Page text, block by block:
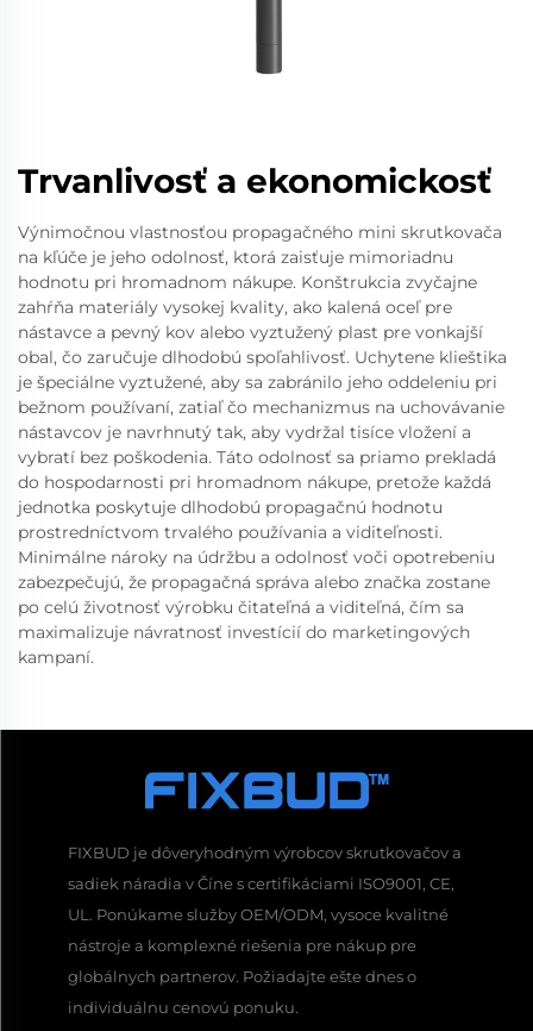
Trvanlivosť a ekonomickosť
Výnimočnou vlastnosťou propagačného mini skrutkovača
na kľúče je jeho odolnosť, ktorá zaisťuje mimoriadnu
hodnotu pri hromadnom nákupe. Konštrukcia zvyčajne
zahŕňa materiály vysokej kvality, ako kalená oceľ pre
nástavce a pevný kov alebo vyztužený plast pre vonkajší
obal, čo zaručuje dlhodobú spoľahlivosť. Uchytene klieštika
je špeciálne vyztužené, aby sa zabránilo jeho oddeleniu pri
bežnom používaní, zatiaľ čo mechanizmus na uchovávanie
nástavcov je navrhnutý tak, aby vydržal tisíce vložení a
vybratí bez poškodenia. Táto odolnosť sa priamo prekladá
do hospodarnosti pri hromadnom nákupe, pretože každá
jednotka poskytuje dlhodobú propagačnú hodnotu
prostredníctvom trvalého používania a viditeľnosti.
Minimálne nároky na údržbu a odolnosť voči opotrebeniu
zabezpečujú, že propagačná správa alebo značka zostane
po celú životnosť výrobku čitateľná a viditeľná, čím sa
maximalizuje návratnosť investícií do marketingových
kampaní.
FIXBUD je dôveryhodným výrobcov skrutkovačov a
sadiek náradia v Číne s certifikáciami ISO9001, CE,
UL. Ponúkame služby OEM/ODM, vysoce kvalitné
nástroje a komplexné riešenia pre nákup pre
globálnych partnerov. Požiadajte ešte dnes o
individuálnu cenovú ponuku.